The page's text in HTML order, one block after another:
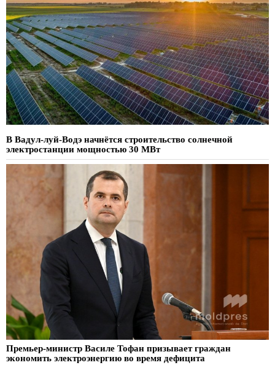
В Вадул-луй-Водэ начнётся строительство солнечной
электростанции мощностью 30 МВт
Премьер-министр Василе Тофан призывает граждан
экономить электроэнергию во время дефицита